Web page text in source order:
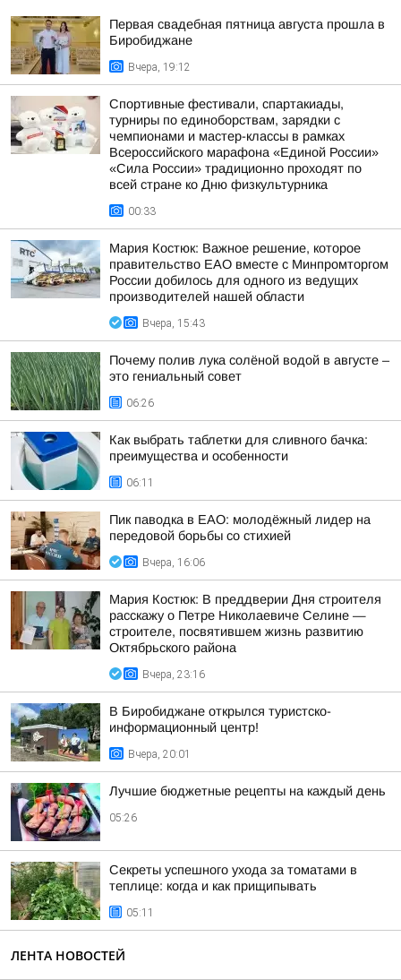
Первая свадебная пятница августа прошла в
Биробиджане
Вчера, 19:12
Спортивные фестивали, спартакиады,
турниры по единоборствам, зарядки с
чемпионами и мастер-классы в рамках
Всероссийского марафона «Единой России»
«Сила России» традиционно проходят по
всей стране ко Дню физкультурника
00:33
Мария Костюк: Важное решение, которое
правительство ЕАО вместе с Минпромторгом
России добилось для одного из ведущих
производителей нашей области
Вчера, 15:43
Почему полив лука солёной водой в августе –
это гениальный совет
06:26
Как выбрать таблетки для сливного бачка:
преимущества и особенности
06:11
Пик паводка в ЕАО: молодёжный лидер на
передовой борьбы со стихией
Вчера, 16:06
Мария Костюк: В преддверии Дня строителя
расскажу о Петре Николаевиче Селине —
строителе, посвятившем жизнь развитию
Октябрьского района
Вчера, 23:16
В Биробиджане открылся туристско-
информационный центр!
Вчера, 20:01
Лучшие бюджетные рецепты на каждый день
05:26
Секреты успешного ухода за томатами в
теплице: когда и как прищипывать
05:11
ЛЕНТА НОВОСТЕЙ